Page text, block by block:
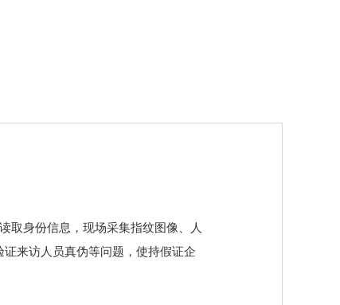
取身份信息，现场采集指纹图像、人
来访人员真伪等问题，使持假证企